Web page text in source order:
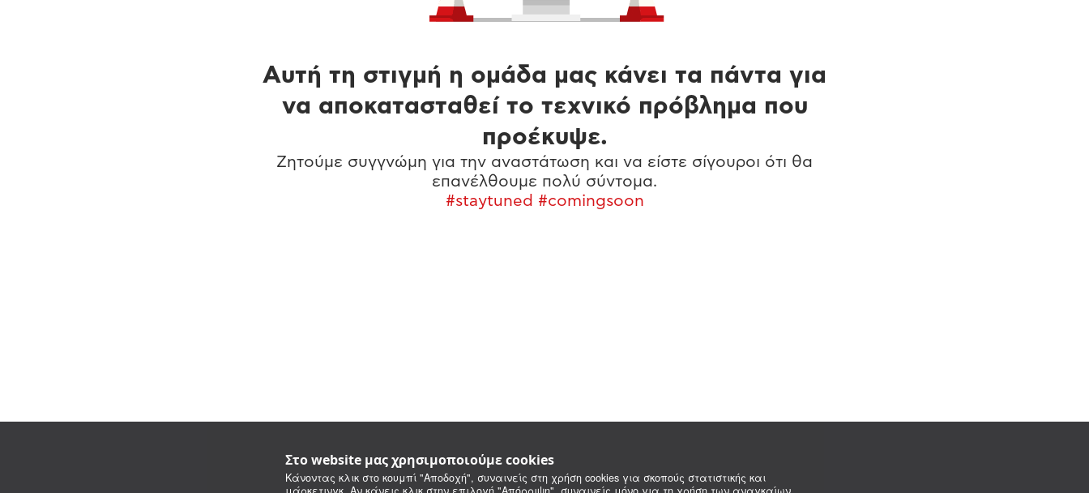
Στο website μας χρησιμοποιούμε cookies
Κάνοντας κλικ στο κουμπί "Αποδοχή", συναινείς στη χρήση cookies για σκοπούς στατιστικής και
Αυτή τη στιγμή η ομάδα μας κάνει τα πάντα για
να αποκατασταθεί το τεχνικό πρόβλημα που
προέκυψε.
Ζητούμε συγγνώμη για την αναστάτωση και να είστε σίγουροι ότι θα
επανέλθουμε πολύ σύντομα.
#staytuned #comingsoon